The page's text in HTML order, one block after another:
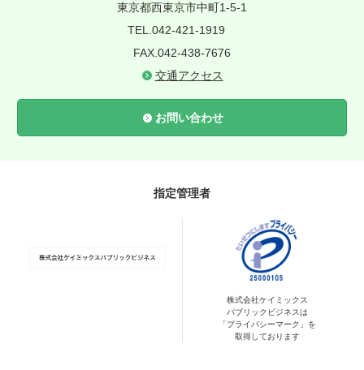
東京都西東京市中町1-5-1
TEL.042-421-1919
FAX.042-438-7676
交通アクセス
お問い合わせ
指定管理者
株式会社ケイミックス
パブリックビジネスは
「プライバシーマーク」を
取得しております